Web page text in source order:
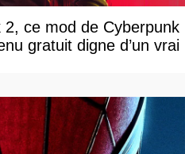
ce mod de Cyberpunk
gratuit digne d’un vrai